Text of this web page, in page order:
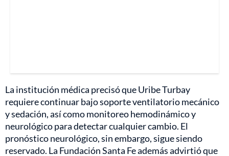
La institución médica precisó que Uribe Turbay
requiere continuar bajo soporte ventilatorio mecánico
y sedación, así como monitoreo hemodinámico y
neurológico para detectar cualquier cambio. El
pronóstico neurológico, sin embargo, sigue siendo
reservado. La Fundación Santa Fe además advirtió que